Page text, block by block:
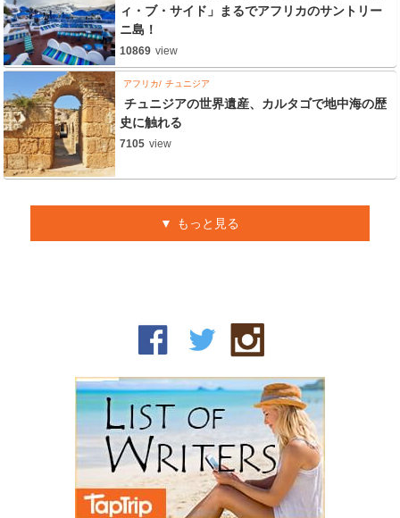
ィ・ブ・サイド」まるでアフリカのサントリー
ニ島！
10869 view
アフリカ チュニジア
チュニジアの世界遺産、カルタゴで地中海の歴
史に触れる
7105 view
もっと見る